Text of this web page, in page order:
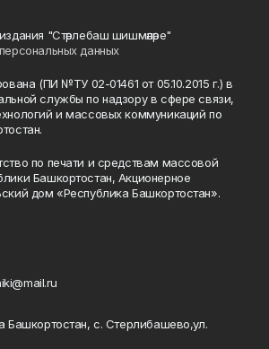
"Стәрлебаш шишмәләре"
данных
(ПИ №ТУ 02-01461 от 05.10.2015 г.) в
службы по надзору в сфере связи,
и массовых коммуникаций по
по печати и средствам массовой
Башкортостан, Акционерное
дом «Республика Башкортостан».
Башкортостан, c. Стерлибашево,ул.